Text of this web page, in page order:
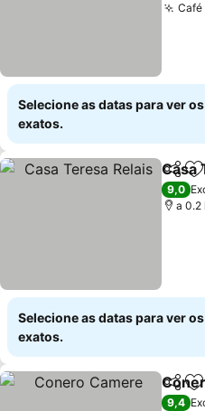
Café
Selecione as datas para ver
exatos.
Casa
9,0
a 0.2
Selecione as datas para ver
exatos.
9,4